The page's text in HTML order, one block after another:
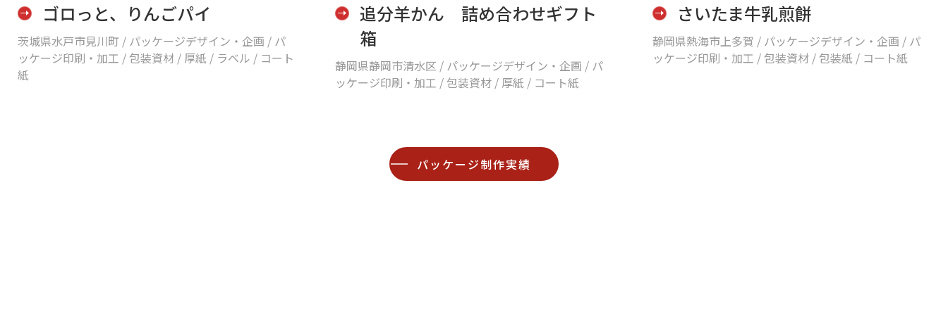
ゴロっと、りんごパイ
茨城県水戸市見川町 / パッケージデザイン・企画 / パ
ッケージ印刷・加工 / 包装資材 / 厚紙 / ラベル / コート
紙
追分羊かん 詰め合わせギフト
箱
静岡県静岡市清水区 / パッケージデザイン・企画 / パ
ッケージ印刷・加工 / 包装資材 / 厚紙 / コート紙
さいたま牛乳煎餅
静岡県熱海市上多賀 / パッケージデザイン・企画 / パ
ッケージ印刷・加工 / 包装資材 / 包装紙 / コート紙
パッケージ制作実績